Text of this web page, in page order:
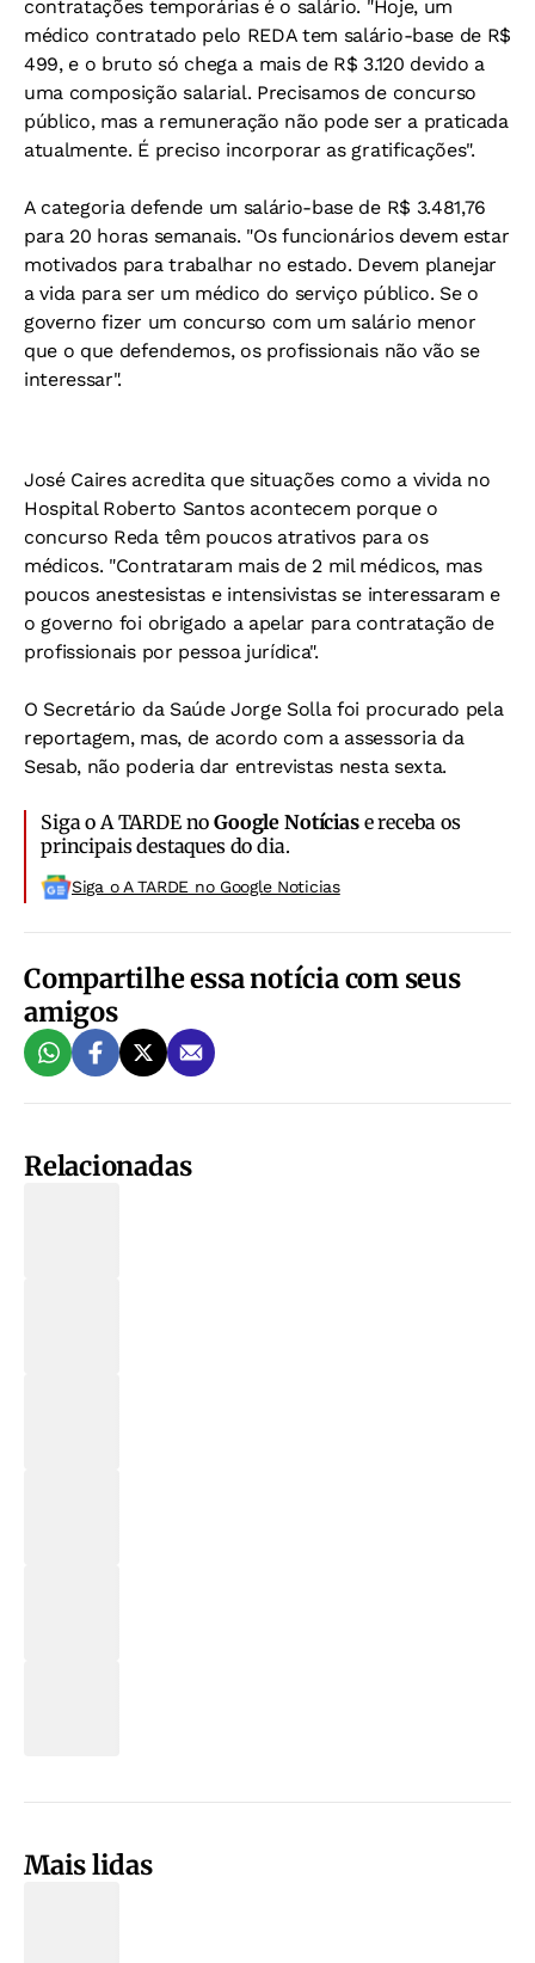
contratações temporárias é o salário. "Hoje, um
médico contratado pelo REDA tem salário-base de R$
499, e o bruto só chega a mais de R$ 3.120 devido a
uma composição salarial. Precisamos de concurso
público, mas a remuneração não pode ser a praticada
atualmente. É preciso incorporar as gratificações".
A categoria defende um salário-base de R$ 3.481,76
para 20 horas semanais. "Os funcionários devem estar
motivados para trabalhar no estado. Devem planejar
a vida para ser um médico do serviço público. Se o
governo fizer um concurso com um salário menor
que o que defendemos, os profissionais não vão se
interessar".
José Caires acredita que situações como a vivida no
Hospital Roberto Santos acontecem porque o
concurso Reda têm poucos atrativos para os
médicos. "Contrataram mais de 2 mil médicos, mas
poucos anestesistas e intensivistas se interessaram e
o governo foi obrigado a apelar para contratação de
profissionais por pessoa jurídica".
O Secretário da Saúde Jorge Solla foi procurado pela
reportagem, mas, de acordo com a assessoria da
Sesab, não poderia dar entrevistas nesta sexta.
Siga o A TARDE noGoogle Notíciase receba os
principais destaques do dia.
Siga o A TARDE no Google Noticias
Compartilhe essa notícia com seus
amigos
Relacionadas
Mais lidas